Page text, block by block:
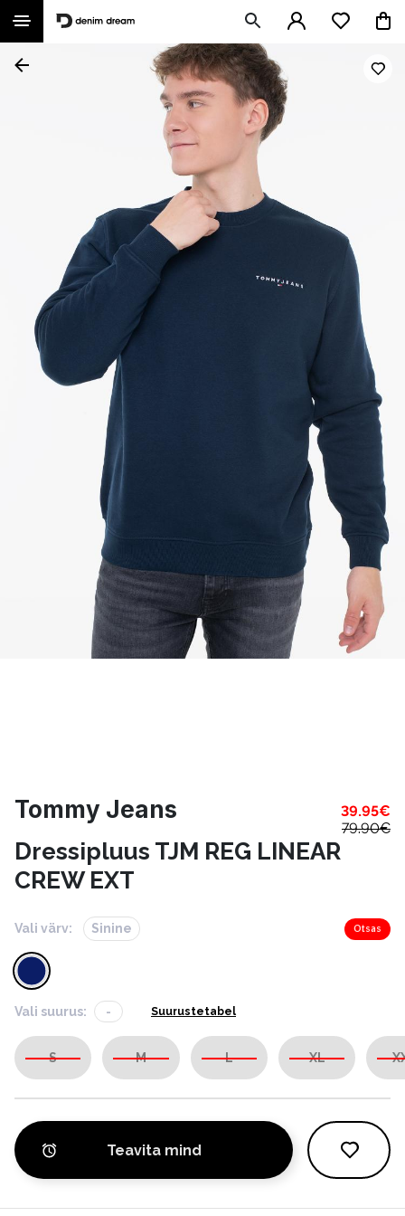
Tommy Jeans 39.95€
79.90€
Dressipluus TJM REG LINEAR
CREW EXT
Vali värv: Sinine Otsas
Vali suurus: - Suurustetabel
S M L XL
Teavita mind